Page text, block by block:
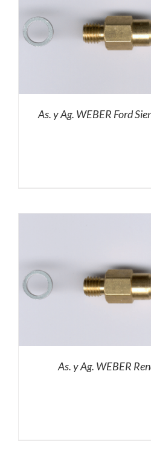
As. y Ag. WEBER Ford
As. y Ag. WEBER